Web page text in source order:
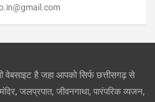
वेबसाइट है जहा आपको सिर्फ छत्तीसगढ़ से
जलप्रपात, जीवनगाथा, पारंपरिक व्यजन,